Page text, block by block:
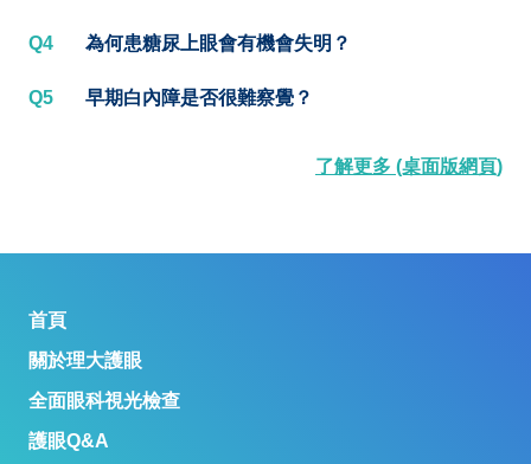
Q4 為何患糖尿上眼會有機會失明？
Q5 早期白內障是否很難察覺？
了解更多 (桌面版網頁)
首頁
關於理大護眼
全面眼科視光檢查
護眼Q&A